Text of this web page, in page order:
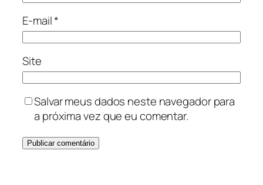
E-mail*
Site
Salvar meus dados neste navegador para
a próxima vez que eu comentar.